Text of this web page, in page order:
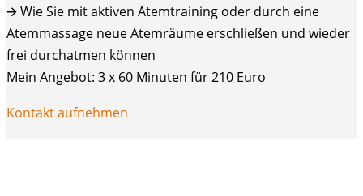
🡪 Wie Sie mit aktiven Atemtraining oder durch eine
Atemmassage neue Atemräume erschließen und wieder
frei durchatmen können
Mein Angebot: 3 x 60 Minuten für 210 Euro
Kontakt aufnehmen